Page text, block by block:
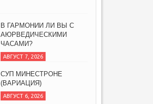
В ГАРМОНИИ ЛИ ВЫ С
АЮРВЕДИЧЕСКИМИ
ЧАСАМИ?
АВГУСТ 7, 2026
СУП МИНЕСТРОНЕ
(ВАРИАЦИЯ)
АВГУСТ 6, 2026